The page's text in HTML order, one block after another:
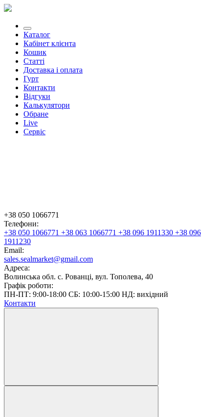
Каталог
Кабінет клієнта
Кошик
Статті
Доставка і оплата
Гурт
Контакти
Відгуки
Калькулятори
Обране
Live
Сервіс
+38 050 1066771
Телефони:
+38 050 1066771 +38 063 1066771 +38 096 1911330 +38 096
1911230
Email:
sales.sealmarket@gmail.com
Адреса:
Волинська обл. с. Рованці, вул. Тополева, 40
Графік роботи:
ПН-ПТ: 9:00-18:00 СБ: 10:00-15:00 НД: вихідний
Контакти